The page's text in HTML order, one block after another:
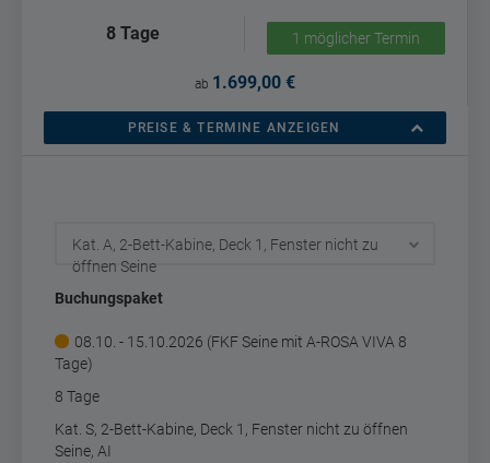
8 Tage 1 möglicher Termin
ab 1.699,00 €
PREISE & TERMINE ANZEIGEN
Kat. A, 2-Bett-Kabine, Deck 1, Fenster nicht zu
öffnen Seine
Buchungspaket
08.10. - 15.10.2026 (FKF Seine mit A-ROSA VIVA 8
Tage)
8 Tage
Kat. S, 2-Bett-Kabine, Deck 1, Fenster nicht zu öffnen
Seine, AI